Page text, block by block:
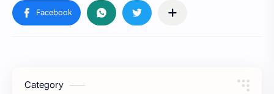
Category